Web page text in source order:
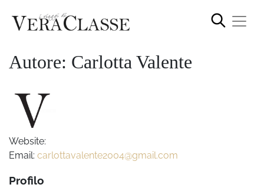
Autore: Carlotta Valente
Website:
Email: carlottavalente2004@gmail.com
Profilo